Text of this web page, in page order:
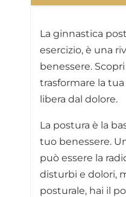
La ginnastica
esercizio, è una
benessere.
trasformare la
libera dal dolore.
La postura è la
tuo benessere.
può essere la
disturbi e dolori,
posturale, hai il